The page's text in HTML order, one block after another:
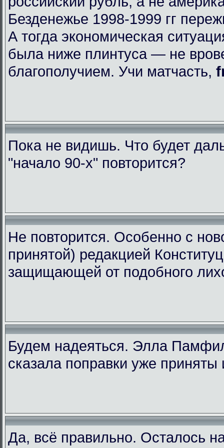
Безденежье 1998-1999 гг
А тогда экономическая
была ниже плинтуса — не
благополучием. Учи матчасть,
Пока не видишь. Что будет
"начало 90-х" повторится?
Не повторится. Особенно с
принятой) редакцией
защищающей от подобного
Будем надеяться. Элла
сказала поправки уже
Да, всё правильно. Осталось